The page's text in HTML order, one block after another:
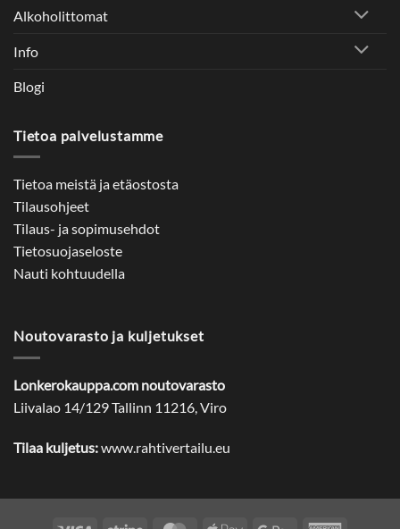
Alkoholittomat
Info
Blogi
Tietoa palvelustamme
Tietoa meistä ja etäostosta
Tilausohjeet
Tilaus- ja sopimusehdot
Tietosuojaseloste
Nauti kohtuudella
Noutovarasto ja kuljetukset
Lonkerokauppa.com noutovarasto
Liivalao 14/129 Tallinn 11216, Viro
Tilaa kuljetus:www.rahtivertailu.eu